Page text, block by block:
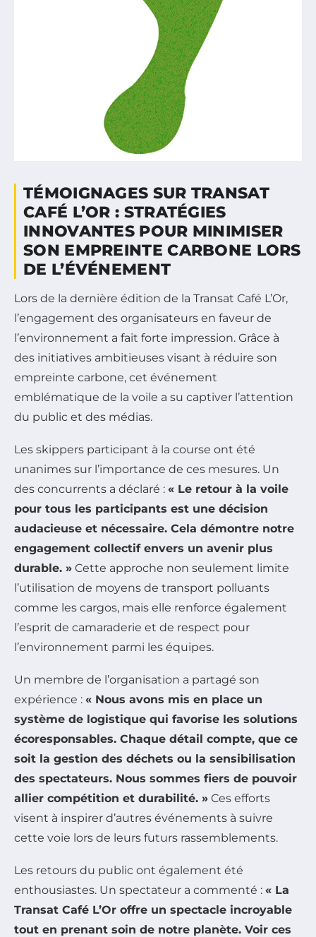
TÉMOIGNAGES SUR TRANSAT
CAFÉ L’OR : STRATÉGIES
INNOVANTES POUR MINIMISER
SON EMPREINTE CARBONE LORS
DE L’ÉVÉNEMENT
Lors de la dernière édition de la Transat Café L’Or,
l’engagement des organisateurs en faveur de
l’environnement a fait forte impression. Grâce à
des initiatives ambitieuses visant à réduire son
empreinte carbone, cet événement
emblématique de la voile a su captiver l’attention
du public et des médias.
Les skippers participant à la course ont été
unanimes sur l’importance de ces mesures. Un
des concurrents a déclaré : « Le retour à la voile
pour tous les participants est une décision
audacieuse et nécessaire. Cela démontre notre
engagement collectif envers un avenir plus
durable. » Cette approche non seulement limite
l’utilisation de moyens de transport polluants
comme les cargos, mais elle renforce également
l’esprit de camaraderie et de respect pour
l’environnement parmi les équipes.
Un membre de l’organisation a partagé son
expérience : « Nous avons mis en place un
système de logistique qui favorise les solutions
écoresponsables. Chaque détail compte, que ce
soit la gestion des déchets ou la sensibilisation
des spectateurs. Nous sommes fiers de pouvoir
allier compétition et durabilité. » Ces efforts
visent à inspirer d’autres événements à suivre
cette voie lors de leurs futurs rassemblements.
Les retours du public ont également été
enthousiastes. Un spectateur a commenté : « La
Transat Café L’Or offre un spectacle incroyable
tout en prenant soin de notre planète. Voir ces